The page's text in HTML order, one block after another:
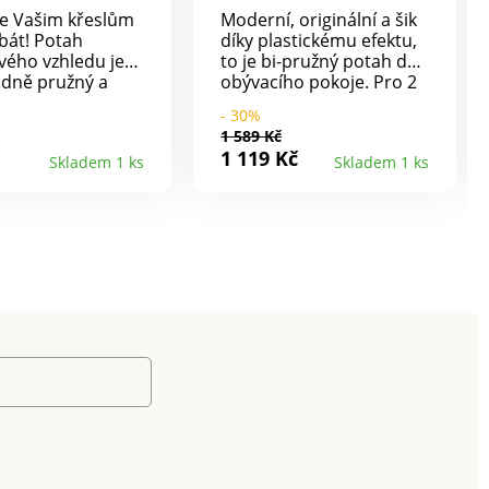
Vašim křeslům
Potah
vzhledu je
pružný a
a hřejivý.
ochrání a
nový styl.
Skladem 1 ks
Moderní, originální a šik
díky plastickému efektu,
to je bi-pružný potah do
obývacího pokoje. Pro 2
křesla s opěrkami.
Snadno se navléká a
svléká. Pro kompletní
- 30%
1 589 Kč
1 119 Kč Skladem 1 ks